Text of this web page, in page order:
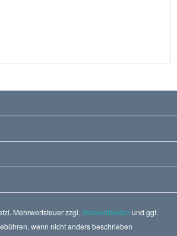
Mehrwertsteuer zzgl. Versandkosten und ggf.
wenn nicht anders beschrieben